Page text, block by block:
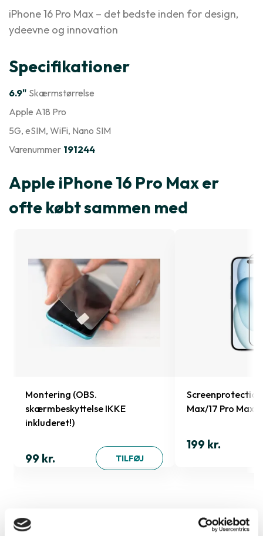
iPhone 16 Pro Max – det bedste inden for design,
ydeevne og innovation
Specifikationer
6.9" Skærmstørrelse
Apple A18 Pro
5G, eSIM, WiFi, Nano SIM
Varenummer 191244
Apple iPhone 16 Pro Max er
ofte købt sammen med
Montering (OBS.
skærmbeskyttelse IKKE
inkluderet!)
99 kr. TILFØJ
Screenprotection
Max/17 Pro Max
199 kr.